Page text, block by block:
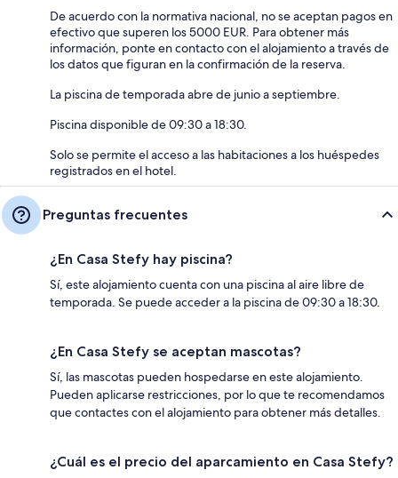
De acuerdo con la normativa nacional, no se aceptan pagos en
efectivo que superen los 5000 EUR. Para obtener más
información, ponte en contacto con el alojamiento a través de
los datos que figuran en la confirmación de la reserva.
La piscina de temporada abre de junio a septiembre.
Piscina disponible de 09:30 a 18:30.
Solo se permite el acceso a las habitaciones a los huéspedes
registrados en el hotel.
Preguntas frecuentes
¿En Casa Stefy hay piscina?
Sí, este alojamiento cuenta con una piscina al aire libre de
temporada. Se puede acceder a la piscina de 09:30 a 18:30.
¿En Casa Stefy se aceptan mascotas?
Sí, las mascotas pueden hospedarse en este alojamiento.
Pueden aplicarse restricciones, por lo que te recomendamos
que contactes con el alojamiento para obtener más detalles.
¿Cuál es el precio del aparcamiento en Casa Stefy?